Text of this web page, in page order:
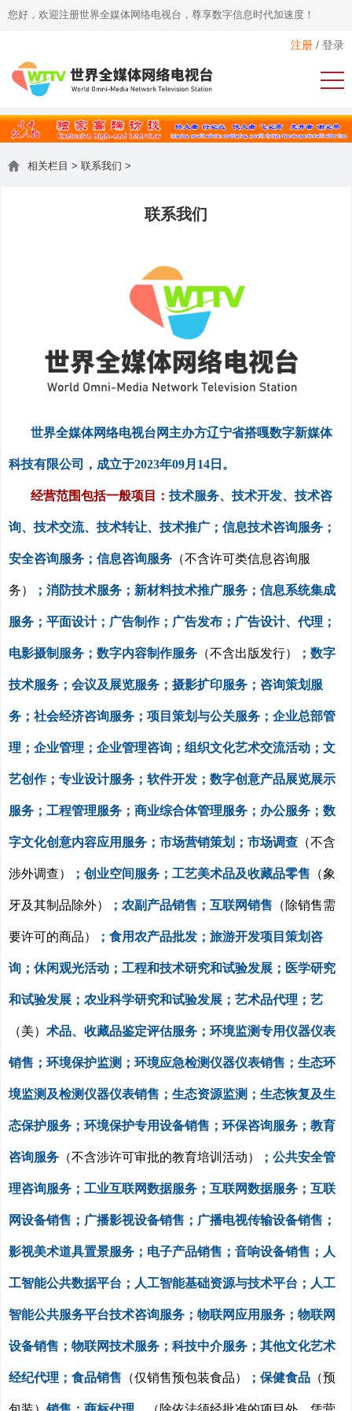
您好，欢迎注册世界全媒体网络电视台，尊享数字信息时代加速度！
注册 / 登录
相关栏目 > 联系我们 >
联系我们
世界全媒体网络电视台网主办方辽宁省搭嘎数字新媒体
科技有限公司，成立于2023年09月 14 日。
经营范围包括一般项目： 技术服务、技术开发、技术咨
询、技术交流、技术转让、技术推广；信息技术咨询服务；
安全咨询服务；信息咨询服务 （不含许可类信息咨询服
务） ；消防技术服务；新材料技术推广服务；信息系统集成
服务；平面设计；广告制作；广告发布；广告设计、代理；
电影摄制服务；数字内容制作服务 （不含出版发行） ；数字
技术服务；会议及展览服务；摄影扩印服务；咨询策划服
务；社会经济咨询服务；项目策划与公关服务；企业总部管
理；企业管理；企业管理咨询；组织文化艺术交流活动；文
艺创作；专业设计服务；软件开发；数字创意产品展览展示
服务；工程管理服务；商业综合体管理服务；办公服务；数
字文化创意内容应用服务；市场营销策划；市场调查 （不含
涉外调查） ；创业空间服务；工艺美术品及收藏品零售 （象
牙及其制品除外） ；农副产品销售；互联网销售 （除销售需
要许可的商品） ；食用农产品批发；旅游开发项目策划咨
询；休闲观光活动；工程和技术研究和试验发展；医学研究
和试验发展；农业科学研究和试验发展；艺术品代理；艺
（美） 术品、收藏品鉴定评估服务；环境监测专用仪器仪表
销售；环境保护监测；环境应急检测仪器仪表销售；生态环
境监测及检测仪器仪表销售；生态资源监测；生态恢复及生
态保护服务；环境保护专用设备销售；环保咨询服务；教育
咨询服务 （不含涉许可审批的教育培训活动） ；公共安全管
理咨询服务；工业互联网数据服务；互联网数据服务；互联
网设备销售；广播影视设备销售；广播电视传输设备销售；
影视美术道具置景服务；电子产品销售；音响设备销售；人
工智能公共数据平台；人工智能基础资源与技术平台；人工
智能公共服务平台技术咨询服务；物联网应用服务；物联网
设备销售；物联网技术服务；科技中介服务；其他文化艺术
经纪代理；食品销售 （仅销售预包装食品） ；保健食品 （预